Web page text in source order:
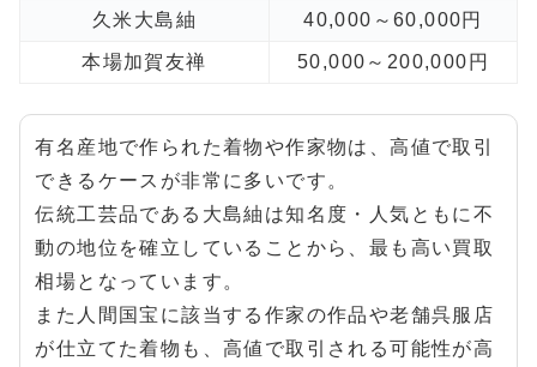
久米大島紬 40,000～60,000円
本場加賀友禅 50,000～200,000円
有名産地で作られた着物や作家物は、高値で取引
できるケースが非常に多いです。
伝統工芸品である大島紬は知名度・人気ともに不
動の地位を確立していることから、最も高い買取
相場となっています。
また人間国宝に該当する作家の作品や老舗呉服店
が仕立てた着物も、高値で取引される可能性が高